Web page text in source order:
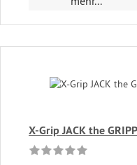
X-Grip JACK the